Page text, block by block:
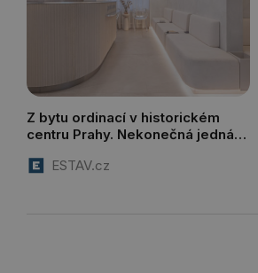
Z bytu ordinací v historickém
centru Prahy. Nekonečná jednání
architektů. Výsledek se povedl
ESTAV.cz